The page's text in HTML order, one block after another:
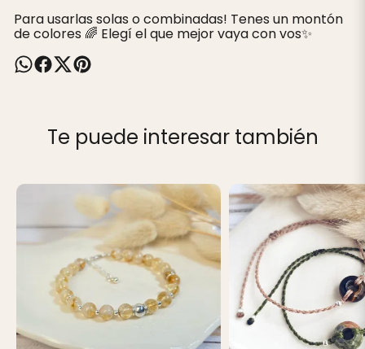
Para usarlas solas o combinadas! Tenes un montón
de colores 🌈 Elegí el que mejor vaya con vos✨️
Te puede interesar también